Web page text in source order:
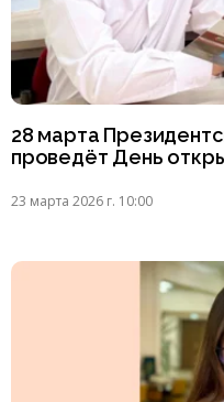
28 марта
проведёт День
23 марта 2026 г. 10:00